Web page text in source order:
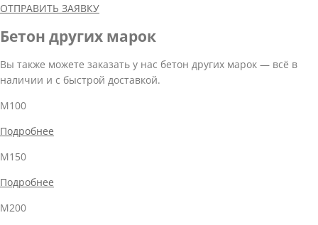
ОТПРАВИТЬ ЗАЯВКУ
Бетон других марок
Вы также можете заказать у нас бетон других марок — всё в
наличии и с быстрой доставкой.
М100
Подробнее
М150
Подробнее
М200